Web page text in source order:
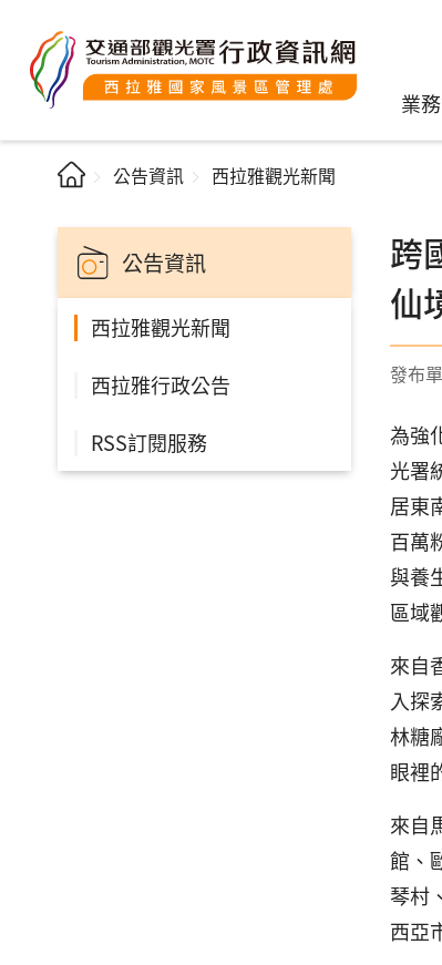
業
公告資訊 西拉雅觀光新聞
公告資訊
西拉雅觀光新聞
西拉雅行政公告
RSS訂閱服務
跨
仙
發布
為強
光署
居東
百萬
與養
區域
來自
入探
林糖
眼裡
來自
館、
琴村
西亞